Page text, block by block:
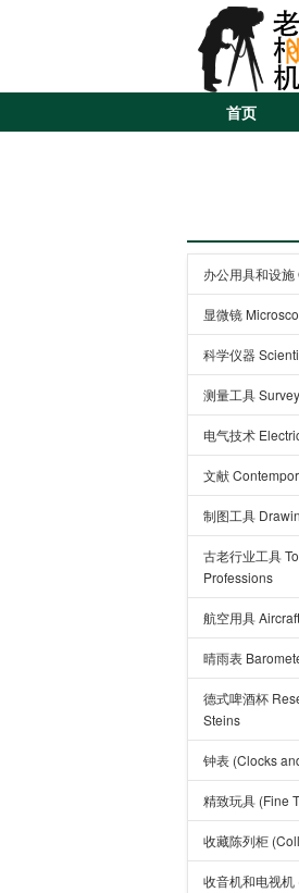
首页
办公用具和设
显微镜
科学仪器
测量工具
电气技术
文献
制图工具
古老行业工具
Professions
航空用具 Aircraft
晴雨表
德式啤酒杯
Steins
钟表 (Clocks
精致玩具 (Fine
收藏陈列柜
收音机和电视